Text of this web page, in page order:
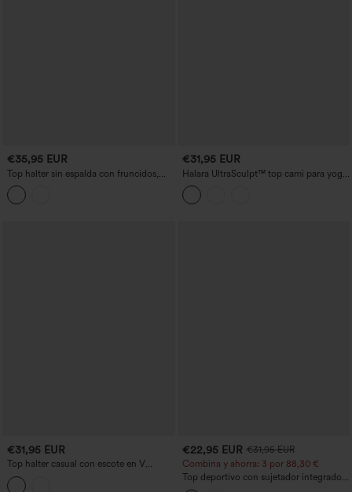
€35,95 EUR
Top halter sin espalda con fruncidos,
superposición de malla y sujetador
incorporado — top para resort
€31,95 EUR
Halara UltraSculpt™ top cami para yoga,
refrescante y de secado rápido, con
copas moldeadas - UPF50+
€31,95 EUR
Top halter casual con escote en V
profundo, espalda descubierta y
fruncido con cordón.
€22,95 EUR €31,95 EUR
Combina y ahorra: 3 por 88,30 €
Top deportivo con sujetador integrado,
espalda en V y efecto alisador en las